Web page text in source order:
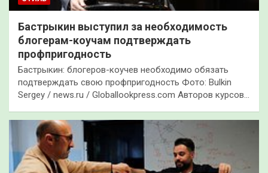
Бастрыкин выступил за необходимость
блогерам-коучам подтверждать
профпригодность
Бастрыкин: блогеров-коучев необходимо обязать
подтверждать свою профпригодность Фото: Bulkin
Sergey / news.ru / Globallookpress.com Авторов курсов…